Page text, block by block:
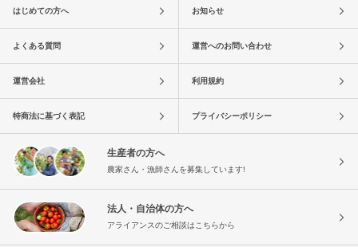
はじめての方へ お知らせ
よくある質問 運営へのお問い合わせ
運営会社 利用規約
特商法に基づく表記 プライバシーポリシー
生産者の方へ
農家さん・漁師さんを募集しています!
法人・自治体の方へ
アライアンスのご相談はこちらから